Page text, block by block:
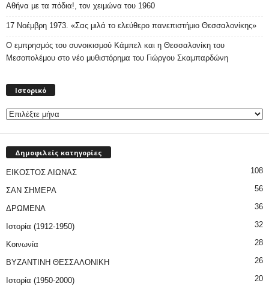
Αθήνα με τα πόδια!, τον χειμώνα του 1960
17 Νοέμβρη 1973. «Σας μιλά το ελεύθερο πανεπιστήμιο Θεσσαλονίκης»
Ο εμπρησμός του συνοικισμού Κάμπελ και η Θεσσαλονίκη του
Μεσοπολέμου στο νέο μυθιστόρημα του Γιώργου Σκαμπαρδώνη
Ιστορικό
Δημοφιλείς κατηγορίες
ΕΙΚΟΣΤΟΣ ΑΙΩΝΑΣ 108
ΣΑΝ ΣΗΜΕΡΑ 56
ΔΡΩΜΕΝΑ 36
Ιστορία (1912-1950) 32
Κοινωνία 28
ΒΥΖΑΝΤΙΝΗ ΘΕΣΣΑΛΟΝΙΚΗ 26
Ιστορία (1950-2000) 20